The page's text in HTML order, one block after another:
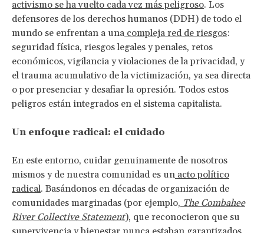
activismo se ha vuelto cada vez más peligroso. Los
defensores de los derechos humanos (DDH) de todo el
mundo se enfrentan a una compleja red de riesgos:
seguridad física, riesgos legales y penales, retos
económicos, vigilancia y violaciones de la privacidad, y
el trauma acumulativo de la victimización, ya sea directa
o por presenciar y desafiar la opresión. Todos estos
peligros están integrados en el sistema capitalista.
Un enfoque radical: el cuidado
En este entorno, cuidar genuinamente de nosotros
mismos y de nuestra comunidad es un acto político
radical. Basándonos en décadas de organización de
comunidades marginadas (por ejemplo, The Combahee
River Collective Statement), que reconocieron que su